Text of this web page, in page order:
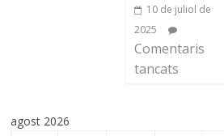
10 de juliol de
2025
Comentaris
tancats
agost 2026